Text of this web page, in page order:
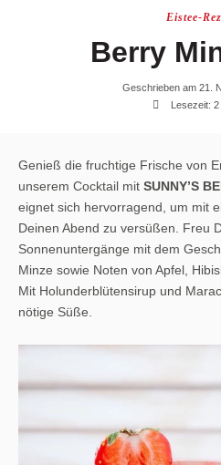
Eistee-
Berry
Geschrieben am 21.
Lesezeit:
Genieß die fruchtige Frische von
unserem Cocktail mit SUNNY’S
eignet sich hervorragend, um mit
Deinen Abend zu versüßen. Freu
Sonnenuntergänge mit dem
Minze sowie Noten von Apfel,
Mit Holunderblütensirup und
nötige Süße.